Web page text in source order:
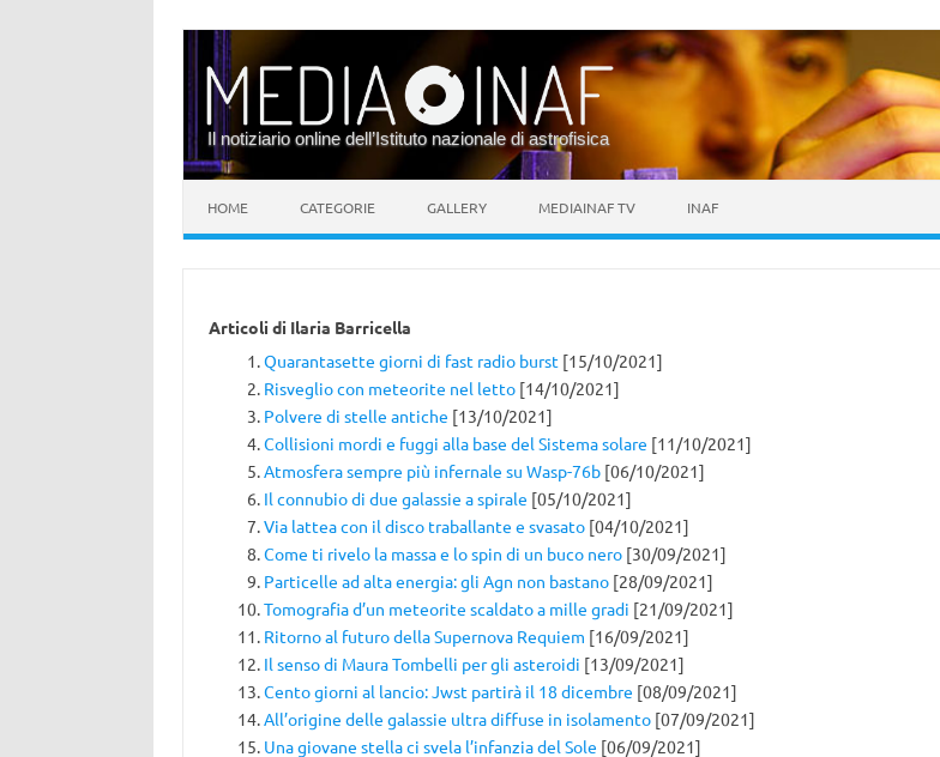
Il notiziario online dell’Istituto nazionale di astrofisica
HOME CATEGORIE GALLERY MEDIAINAF TV INAF
Articoli di Ilaria Barricella
Quarantasette giorni di fast radio burst [15/10/2021]
Risveglio con meteorite nel letto[14/10/2021]
Polvere di stelle antiche [13/10/2021]
Collisioni mordi e fuggi alla base del Sistema solare [11/10/2021]
Atmosfera sempre più infernale su Wasp-76b[06/10/2021]
Il connubio di due galassie a spirale [05/10/2021]
Via lattea con il disco traballante e svasato[04/10/2021]
Come ti rivelo la massa e lo spin di un buco nero[30/09/2021]
Particelle ad alta energia: gli Agn non bastano[28/09/2021]
Tomografia d’un meteorite scaldato a mille gradi [21/09/2021]
Ritorno al futuro della Supernova Requiem [16/09/2021]
Il senso di Maura Tombelli per gli asteroidi [13/09/2021]
Cento giorni al lancio: Jwst partirà il 18 dicembre [08/09/2021]
All’origine delle galassie ultra diffuse in isolamento[07/09/2021]
Una giovane stella ci svela l’infanzia del Sole [06/09/2021]